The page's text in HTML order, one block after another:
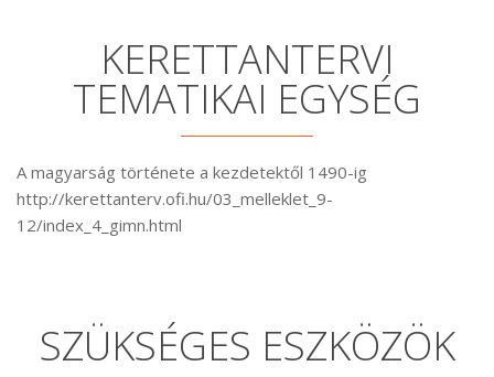
KERETTANTERVI
TEMATIKAI EGYSÉG
A magyarság története a kezdetektől 1490-ig
http://kerettanterv.ofi.hu/03_melleklet_9-
12/index_4_gimn.html
SZÜKSÉGES ESZKÖZÖK